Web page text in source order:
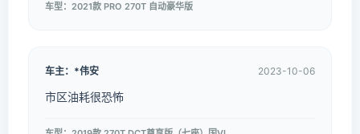
车型：2021款 PRO 270T 自动豪华版
车主：*伟安 2023-10-06
市区油耗很恐怖